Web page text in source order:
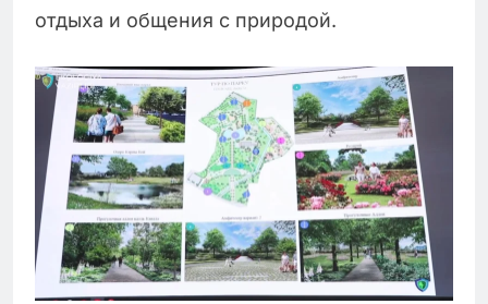
отдыха и общения с природой.